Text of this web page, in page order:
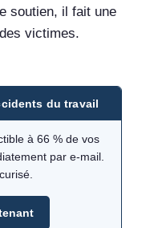
soutien, il fait une
victimes.
du travail
à 66 % de vos
par e-mail.